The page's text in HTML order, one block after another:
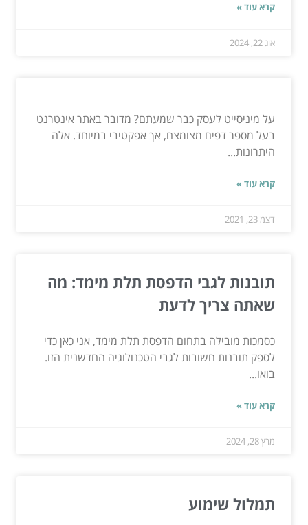
קרא עוד »
אוג 22, 2024
על מיניסייט לעסק כבר שמעתם? מדובר באתר אינטרנט
בעל מספר דפים מצומצם, אך אפקטיבי במיוחד. אלה
היתרונות...
קרא עוד »
דצמ 23, 2021
תובנות לגבי הדפסת תלת מימד: מה
שאתה צריך לדעת
כסמכות מובילה בתחום הדפסת תלת מימד, אני כאן כדי
לספק תובנות חשובות לגבי הטכנולוגיה החדשנית הזו.
בואו...
קרא עוד »
מרץ 28, 2024
תמלול שימוע